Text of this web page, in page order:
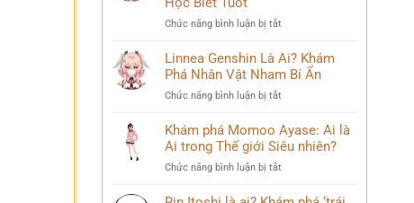
Số
Bi
Thương
Lộ
Tần
Tật
Kẻ
Diện
Huyền
Chức năng bình luận bị tắt
Kiyotaka
Hé
thiên
tài
Linnea Genshin Là Ai? Khám
Phá Nhân Vật Nham Bí Ẩn
Chức năng bình luận bị tắt
Genshin
Là
Khám
Khám phá Momoo Ayase: Ai là
Ai trong Thế giới Siêu nhiên?
Chức năng bình luận bị tắt
phá